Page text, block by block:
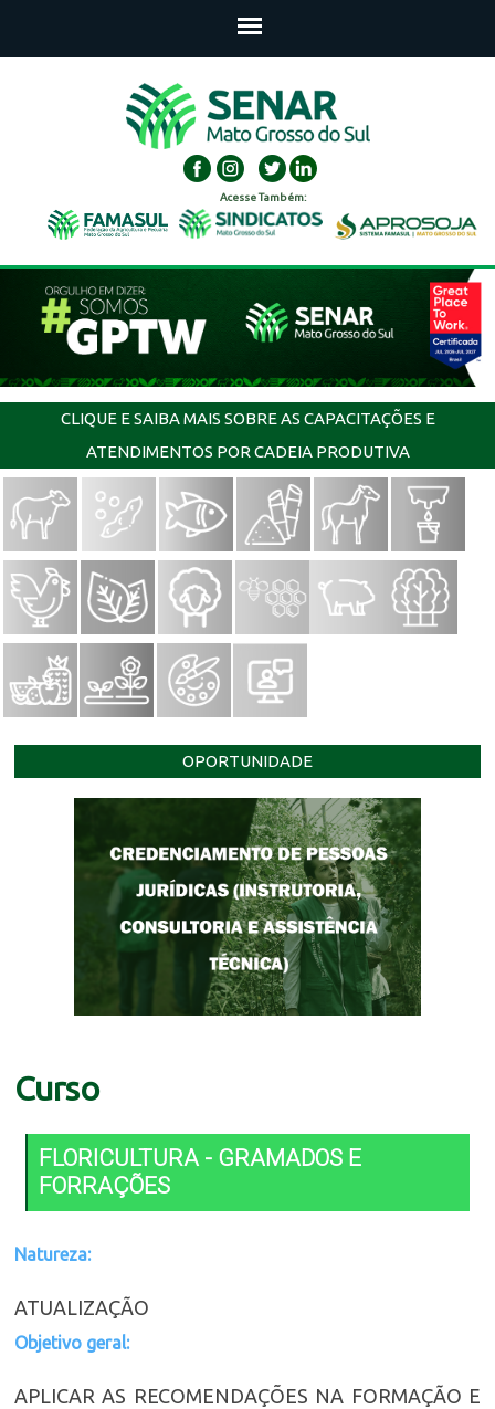
Acesse Também:
CLIQUE E SAIBA MAIS SOBRE AS CAPACITAÇÕES E
ATENDIMENTOS POR CADEIA PRODUTIVA
OPORTUNIDADE
Curso
FLORICULTURA - GRAMADOS E
FORRAÇÕES
Natureza:
ATUALIZAÇÃO
Objetivo geral:
APLICAR AS RECOMENDAÇÕES NA FORMAÇÃO E